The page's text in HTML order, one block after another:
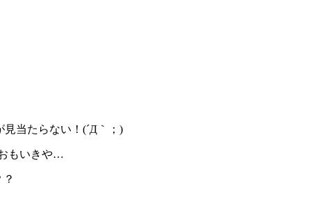
当たらない！(´Д｀；)
もいきや…